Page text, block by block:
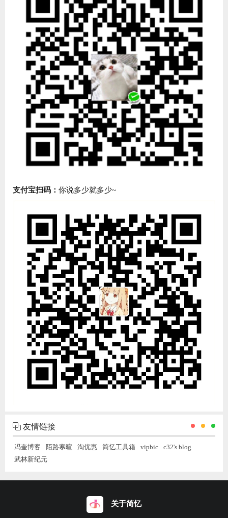
支付宝扫码： 你说多少就多少~
友情链接
冯奎博客 陌路寒暄 淘优惠 简忆工具箱 vipbic
c32's blog
武林新纪元
关于简忆